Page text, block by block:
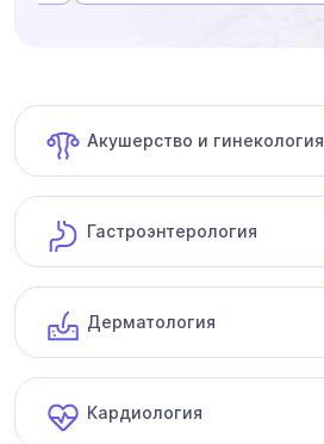
Акушерство и гинекология
Гастроэнтерология
Дерматология
Кардиология